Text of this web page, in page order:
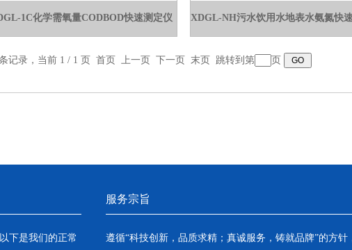
1C化学需氧量CODBOD快速测定仪
记录，当前 1 / 1 页 首页 上一页 下一页 末页 跳转到第 页
下是我们的正常
服务宗旨
遵循“科技创新，品质求精；真诚服务，铸就品牌”的方针